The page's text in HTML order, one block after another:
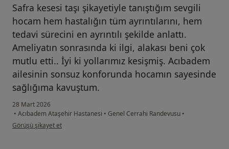
Safra kesesi taşı şikayetiyle tanıştığım sevgili
hocam hem hastalığın tüm ayrıntılarını, hem
tedavi sürecini en ayrıntılı şekilde anlattı.
Ameliyatın sonrasında ki ilgi, alakası beni çok
mutlu etti.. İyi ki yollarımız kesişmiş. Acıbadem
ailesinin sonsuz konforunda hocamın sayesinde
sağlığıma kavuştum.
28 Mart 2026
• Acıbadem Ataşehir Hastanesi • Genel Cerrahi Randevusu •
kullanıcının görüşüne göre se...n
Görüşü şikayet et